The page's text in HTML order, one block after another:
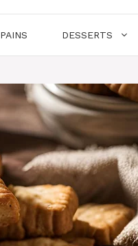
PAINS DESSERTS